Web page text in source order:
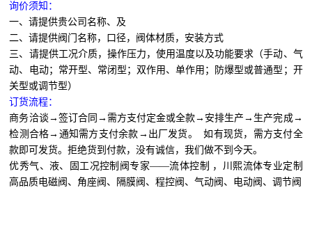
询价须知：
一、请提供贵公司名称、及
二、请提供阀门名称，口径，阀体材质，安装方式
三、请提供工况介质，操作压力，使用温度以及功能要求（手动、气
动、电动；常开型、常闭型；双作用、单作用；防爆型或普通型；开
关型或调节型）
订货流程：
商务洽谈→签订合同→需方支付定金或全款→安排生产→生产完成→
检测合格→通知需方支付余款→出厂发货。 如有现货，需方支付全
款即可发货。拒绝货到付款，没有诚信，我们做不到今天。
优秀气、液、固工况控制阀专家——流体控制 ，川熙流体专业定制
高品质电磁阀、角座阀、隔膜阀、程控阀、气动阀、电动阀、调节阀